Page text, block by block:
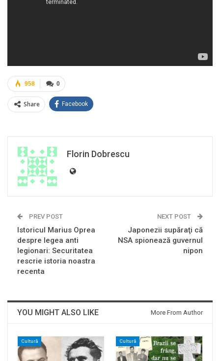
0
958
Share Facebook
Florin Dobrescu
PREV POST
Istoricul Marius Oprea
despre legea anti
legionari: Securitatea
rescrie istoria noastra
recenta
NEXT POST
Japonezii supăraţi că
NSA spionează guvernul
nipon
YOU MIGHT ALSO LIKE More From Author
Cultură Cultură